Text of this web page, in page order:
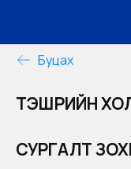
Буцах
ТЭШҮҮРИЙН
СУРГАЛТ